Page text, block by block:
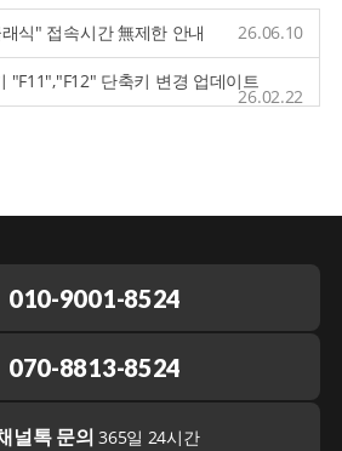
식" 접속시간 無제한 안내 26.06.10
"F11","F12" 단축키 변경 업데이트
26.02.22
010-9001-8524
070-8813-8524
널톡 문의365일 24시간